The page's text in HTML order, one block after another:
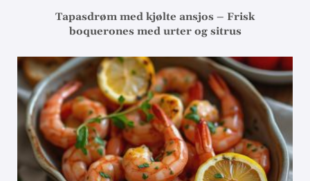
Tapasdrøm med kjølte ansjos – Frisk
boquerones med urter og sitrus